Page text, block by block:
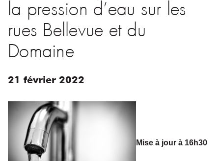
la pression d’eau sur les
rues Bellevue et du
Domaine
21 février 2022
Mise à jour à 16h30